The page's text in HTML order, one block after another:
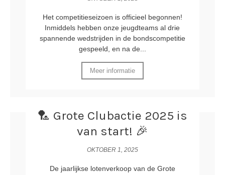
Het competitieseizoen is officieel begonnen!
Inmiddels hebben onze jeugdteams al drie
spannende wedstrijden in de bondscompetitie
gespeeld, en na de...
Meer informatie
🏸 Grote Clubactie 2025 is
van start! 🎉
OKTOBER 1, 2025
De jaarlijkse lotenverkoop van de Grote